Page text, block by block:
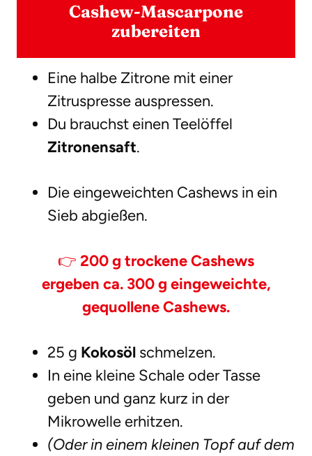
Cashew-Mascarpone
zubereiten
Eine halbe Zitrone mit einer
Zitruspresse auspressen.
Du brauchst einen Teelöffel
Zitronensaft.
Die eingeweichten Cashews in ein
Sieb abgießen.
👉 200 g trockene Cashews
ergeben ca. 300 g eingeweichte,
gequollene Cashews.
25 g Kokosöl schmelzen.
In eine kleine Schale oder Tasse
geben und ganz kurz in der
Mikrowelle erhitzen.
(Oder in einem kleinen Topf auf dem